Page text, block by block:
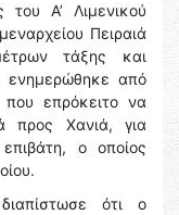
Α’ Λιμενικού
Πειραιά
τάξης και
ενημερώθηκε από
επρόκειτο να
προς Χανιά, για
ο οποίος
ότι ο